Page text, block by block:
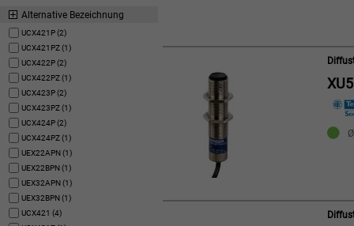
Alternative Bezeichnung
UCX421P (2)
UCX421PZ (1)
UCX422P (2)
UCX422PZ (1)
UCX423P (2)
UCX423PZ (1)
UCX424P (2)
UCX424PZ (1)
UEX22APN (1)
UEX22BPN (1)
UEX32APN (1)
UEX32BPN (1)
UCX421 (4)